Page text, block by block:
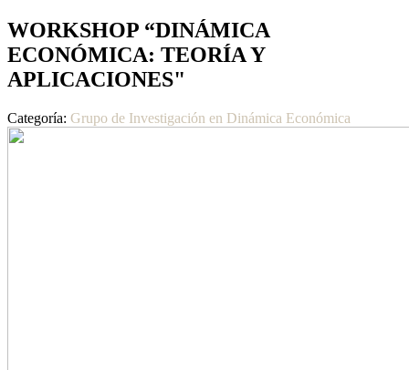
WORKSHOP “DINÁMICA
ECONÓMICA: TEORÍA Y
APLICACIONES"
Categoría: Grupo de Investigación en Dinámica Económica